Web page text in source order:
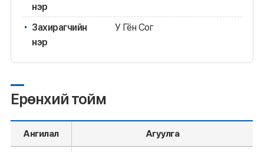
нэр
Захирагчийн
нэр
У Гён Сог
Ерөнхий тойм
Ангилал Агуулга